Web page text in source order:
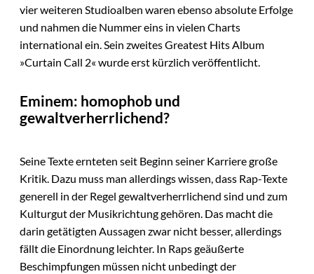
vier weiteren Studioalben waren ebenso absolute Erfolge
und nahmen die Nummer eins in vielen Charts
international ein. Sein zweites Greatest Hits Album
»Curtain Call 2« wurde erst kürzlich veröffentlicht.
Eminem: homophob und
gewaltverherrlichend?
Seine Texte ernteten seit Beginn seiner Karriere große
Kritik. Dazu muss man allerdings wissen, dass Rap-Texte
generell in der Regel gewaltverherrlichend sind und zum
Kulturgut der Musikrichtung gehören. Das macht die
darin getätigten Aussagen zwar nicht besser, allerdings
fällt die Einordnung leichter. In Raps geäußerte
Beschimpfungen müssen nicht unbedingt der